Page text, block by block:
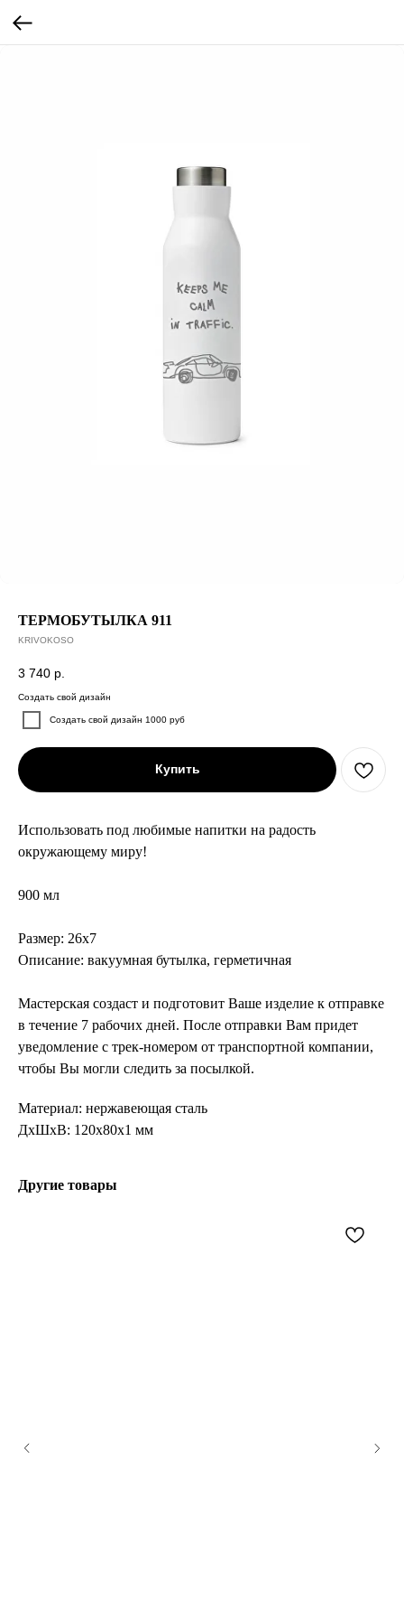
ТЕРМОБУТЫЛКА 911
KRIVOKOSO
3 740 р.
Создать свой дизайн
Создать свой дизайн 1000 руб
Купить
Использовать под любимые напитки на радость
окружающему миру!
900 мл
Размер: 26х7
Описание: вакуумная бутылка, герметичная
Мастерская создаст и подготовит Ваше изделие к отправке
в течение 7 рабочих дней. После отправки Вам придет
уведомление с трек-номером от транспортной компании,
чтобы Вы могли следить за посылкой.
Материал: нержавеющая сталь
ДxШxВ: 120x80x1 мм
Другие товары